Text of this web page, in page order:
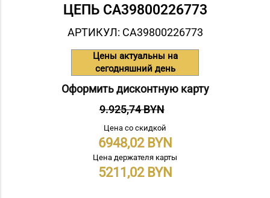
ЦЕПЬ СA39800226773
АРТИКУЛ: СA39800226773
Цены актуальны на
сегодняшний день
Оформить дисконтную карту
9.925,74 BYN
Цена со скидкой
6948,02
Цена держателя карты
5211,02